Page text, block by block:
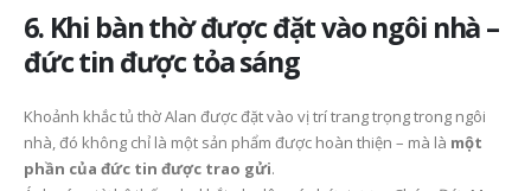
6. Khi bàn thờ được đặt vào ngôi nhà –
đức tin được tỏa sáng
Khoảnh khắc tủ thờ Alan được đặt vào vị trí trang trọng trong ngôi
nhà, đó không chỉ là một sản phẩm được hoàn thiện – mà là một
phần của đức tin được trao gửi.